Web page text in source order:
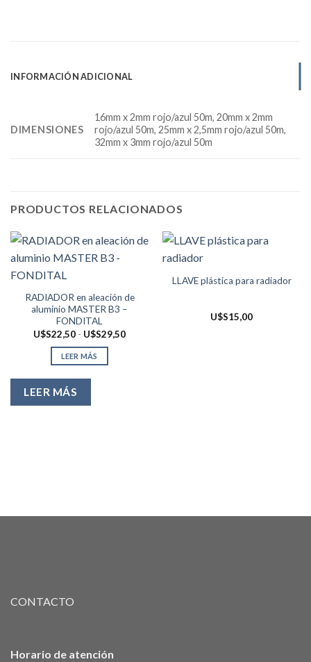
INFORMACIÓN ADICIONAL
DIMENSIONES
16mm x 2mm rojo/azul 50m, 20mm x 2mm
rojo/azul 50m, 25mm x 2,5mm rojo/azul 50m,
32mm x 3mm rojo/azul 50m
PRODUCTOS RELACIONADOS
RADIADOR en aleación de
aluminio MASTER B3 –
FONDITAL
U$S22,50 - U$S29,50Rango
LEER MÁS
LEER MÁS
LLAVE plástica para radiador
U$S15,00
CONTACTO
Horario de atención